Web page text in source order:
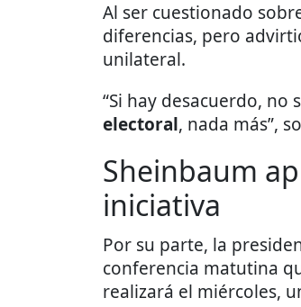
Al ser cuestionado
diferencias, pero
unilateral.
“Si hay desacuerdo, no
electoral, nada más”,
Sheinbaum
iniciativa
Por su parte, la
conferencia matutina
realizará el miércoles,